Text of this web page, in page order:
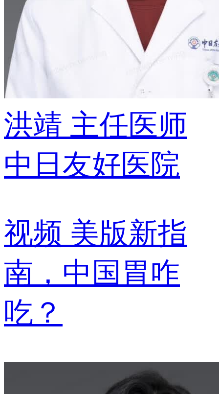
洪靖 主任医师
中日友好医院
视频 美版新指
南，中国胃咋
吃？